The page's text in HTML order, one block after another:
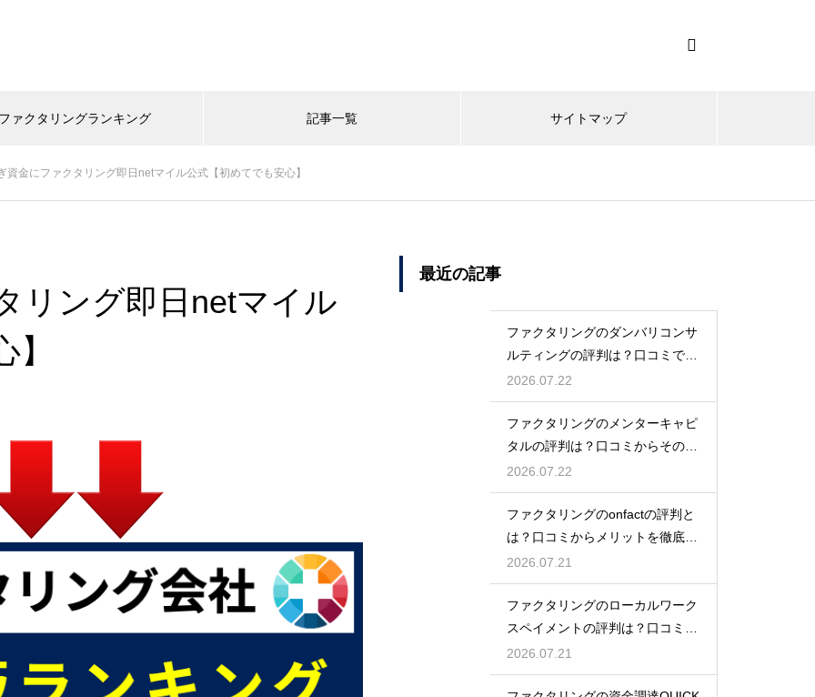
ァクタリングランキング 記事一覧 サイトマップ
資金にファクタリング即日netマイル公式【初めてでも安心】
リング即日netマイル
最近の記事
ファクタリングのダンバリコンサ
ルティングの評判は？口コミで実
態を解説
2026.07.22
ファクタリングのメンターキャピ
タルの評判は？口コミからその実
態を徹底解説
2026.07.22
ファクタリングのonfactの評判と
は？口コミからメリットを徹底解
説
2026.07.21
ファクタリングのローカルワーク
スペイメントの評判は？口コミで
実態を解説
2026.07.21